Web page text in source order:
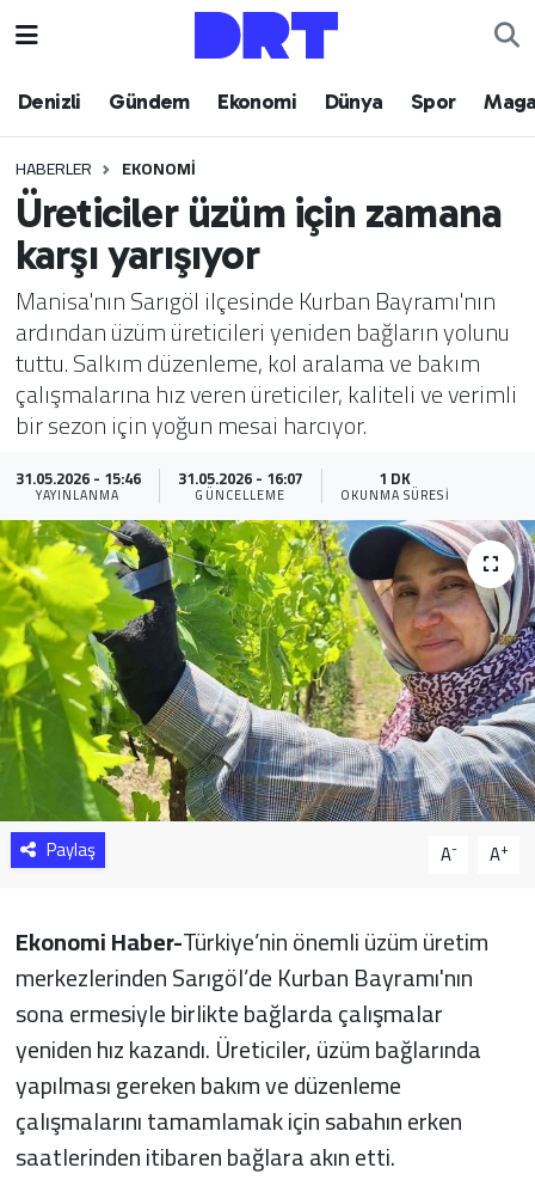
Denizli Gündem Ekonomi Dünya Spor
HABERLER EKONOMI
Üreticiler üzüm için zamana
karşı yarışıyor
Manisa'nın Sarıgöl ilçesinde Kurban Bayramı'nın
ardından üzüm üreticileri yeniden bağların yolunu
tuttu. Salkım düzenleme, kol aralama ve bakım
çalışmalarına hız veren üreticiler, kaliteli ve verimli
bir sezon için yoğun mesai harcıyor.
31.05.2026 - 15:46
YAYINLANMA
31.05.2026 - 16:07
GÜNCELLEME
1 DK
OKUNMA SÜRESI
Paylaş A- A+
Ekonomi Haber-Türkiye’nin önemli üzüm üretim
merkezlerinden Sarıgöl’de Kurban Bayramı'nın
sona ermesiyle birlikte bağlarda çalışmalar
yeniden hız kazandı. Üreticiler, üzüm bağlarında
yapılması gereken bakım ve düzenleme
çalışmalarını tamamlamak için sabahın erken
saatlerinden itibaren bağlara akın etti.
Denizli
Ekonomi
Dünya
Spor
Magazin
Yaşam
Sağlık
Yazarlar
Resmi İlan
Resmi Reklam
Hava Durumu
Trafik Durumu
Puan Durumu ve Fikstür
Tüm Manşetler
Son Dakika Haberleri
Haber Arşivi